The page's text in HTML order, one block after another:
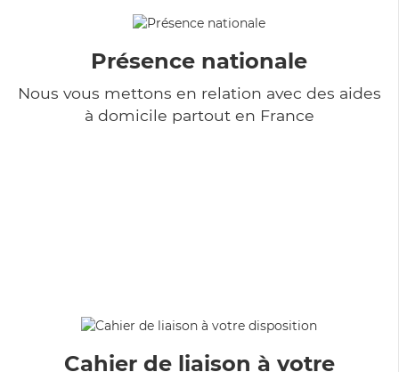
Présence nationale
Nous vous mettons en relation avec des aides
à domicile partout en France
Cahier de liaison à votre